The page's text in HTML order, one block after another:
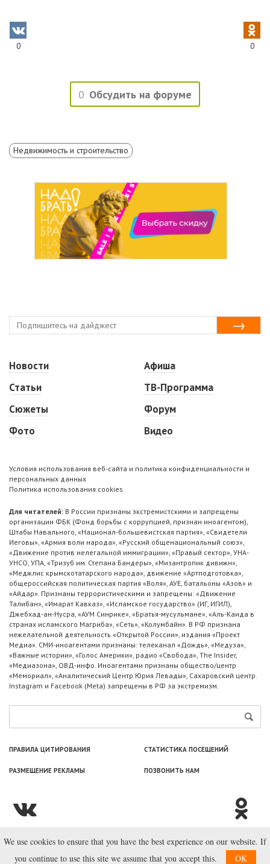
0 0
0 Обсудить на форуме
Недвижимость и строительство
Новости
Статьи
Сюжеты
Фото
Афиша
ТВ-Программа
Форум
Видео
Условия использования веб-сайта и политика конфиденциальности и
персональных данных
Политика использования cookies
Для читателей: В России признаны экстремистскими и запрещены
организации ФБК (Фонд борьбы с коррупцией, признан иноагентом),
Штабы Навального, «Национал-большевистская партия», «Свидетели
Иеговы», «Армия воли народа», «Русский общенациональный союз»,
«Движение против нелегальной иммиграции», «Правый сектор», УНА-
УНСО, УПА, «Тризуб им. Степана Бандеры», «Мизантропик дивижн»,
«Меджлис крымскотатарского народа», движение «Артподготовка»,
общероссийская политическая партия «Воля», АУЕ, батальоны «Азов» и
«Айдар». Признаны террористическими и запрещены: «Движение
Талибан», «Имарат Кавказ», «Исламское государство» (ИГ, ИГИЛ),
Джебхад-ан-Нусра, «АУМ Синрике», «Братья-мусульмане», «Аль-Каида в
странах исламского Магриба», «Сеть», «Колумбайн». В РФ признана
нежелательной деятельность «Открытой России», издания «Проект
Медиа». СМИ-иноагентами признаны: телеканал «Дождь», «Медуза»,
«Важные истории», «Голос Америки», радио «Свобода», The Insider,
«Медиазона», ОВД-инфо. Иноагентами признаны общество/центр
«Мемориал», «Аналитический Центр Юрия Левады», Сахаровский центр.
Instagram и Facebook (Metа) запрещены в РФ за экстремизм.
ПРАВИЛА ЦИТИРОВАНИЯ СТАТИСТИКА ПОСЕЩЕНИЙ
РАЗМЕЩЕНИЕ РЕКЛАМЫ ПОЗВОНИТЬ НАМ
© ООО «Лаборатория Новоcтей», 2003—2026.
We use cookies to ensure that you have the best experience on our website. If
you continue to use this site we assume that you accept this.
OK